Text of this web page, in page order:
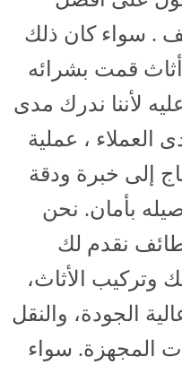
. سواء كان ذلك
قمت بشرائه
لأننا ندرك مدى
العملاء ، عملية
إلى خبرة ودقة
بأمان. نحن
نقدم لك
وتركيب الأثاث،
الجودة، والنقل
المجهزة. سواء